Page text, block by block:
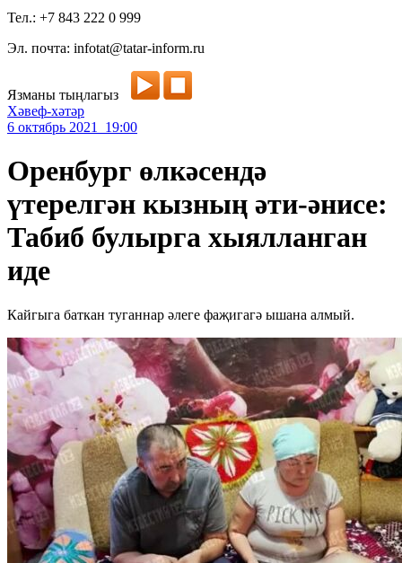
Тел.: +7 843 222 0 999
Эл. почта: infotat@tatar-inform.ru
Язманы тыңлагыз
Хәвеф-хәтәр
6 октябрь 2021 19:00
Оренбург өлкәсендә
үтерелгән кызның әти-әнисе:
Табиб булырга хыялланган
иде
Кайгыга баткан туганнар әлеге фаҗигагә ышана алмый.